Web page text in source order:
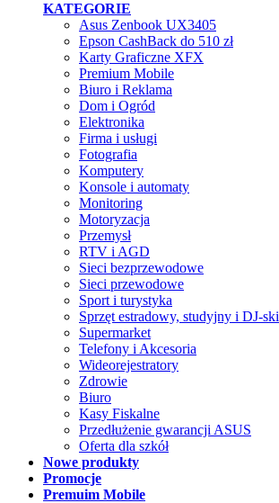
KATEGORIE
Asus Zenbook UX3405
Epson CashBack do 510 zł
Karty Graficzne XFX
Premium Mobile
Biuro i Reklama
Dom i Ogród
Elektronika
Firma i usługi
Fotografia
Komputery
Konsole i automaty
Monitoring
Motoryzacja
Przemysł
RTV i AGD
Sieci bezprzewodowe
Sieci przewodowe
Sport i turystyka
Sprzęt estradowy, studyjny i DJ-ski
Supermarket
Telefony i Akcesoria
Wideorejestratory
Zdrowie
Biuro
Kasy Fiskalne
Przedłużenie gwarancji ASUS
Oferta dla szkół
Nowe produkty
Promocje
Premuim Mobile